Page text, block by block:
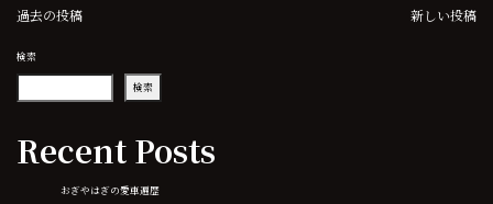
投
稿
ナ
ビ
過去の投稿 新しい投稿
検索
検索
Recent Posts
おぎやはぎの愛車遍歴